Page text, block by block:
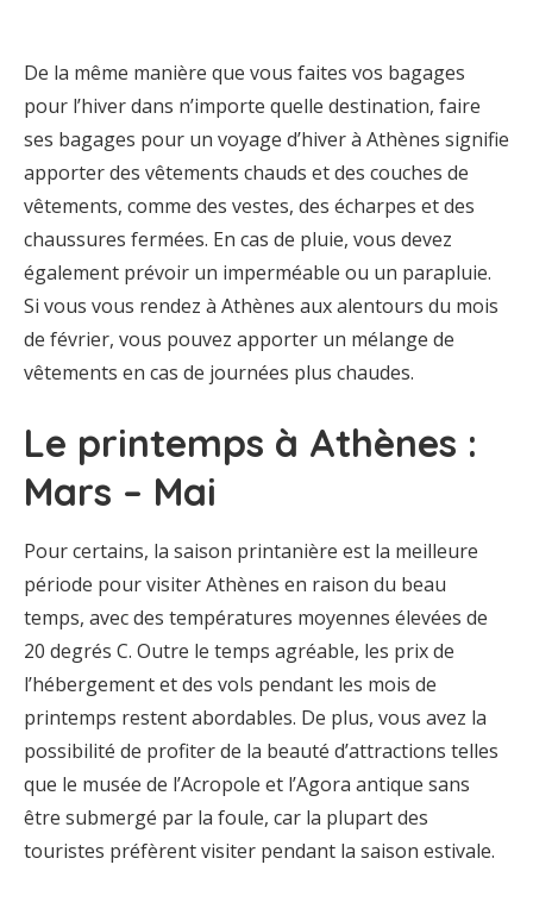
De la même manière que vous faites vos bagages
pour l’hiver dans n’importe quelle destination, faire
ses bagages pour un voyage d’hiver à Athènes signifie
apporter des vêtements chauds et des couches de
vêtements, comme des vestes, des écharpes et des
chaussures fermées. En cas de pluie, vous devez
également prévoir un imperméable ou un parapluie.
Si vous vous rendez à Athènes aux alentours du mois
de février, vous pouvez apporter un mélange de
vêtements en cas de journées plus chaudes.
Le printemps à Athènes :
Mars – Mai
Pour certains, la saison printanière est la meilleure
période pour visiter Athènes en raison du beau
temps, avec des températures moyennes élevées de
20 degrés C. Outre le temps agréable, les prix de
l’hébergement et des vols pendant les mois de
printemps restent abordables. De plus, vous avez la
possibilité de profiter de la beauté d’attractions telles
que le musée de l’Acropole et l’Agora antique sans
être submergé par la foule, car la plupart des
touristes préfèrent visiter pendant la saison estivale.